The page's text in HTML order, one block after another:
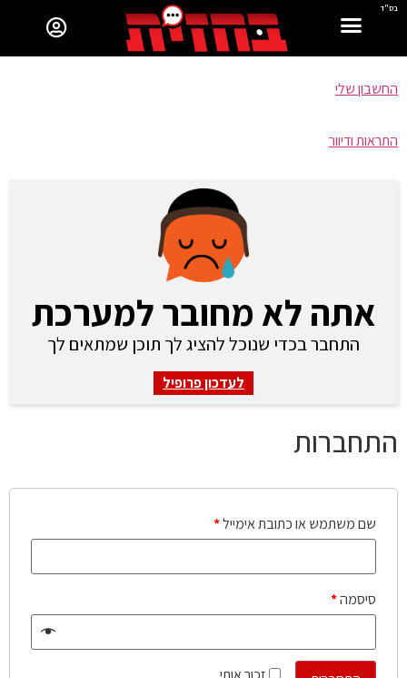
בס"ד
החשבון שלי
התראות ודיוור
אתה לא מחובר למערכת
התחבר בכדי שנוכל להציג לך תוכן שמתאים לך
לעדכון פרופיל
התחברות
שם משתמש או כתובת אימייל*
סיסמה*